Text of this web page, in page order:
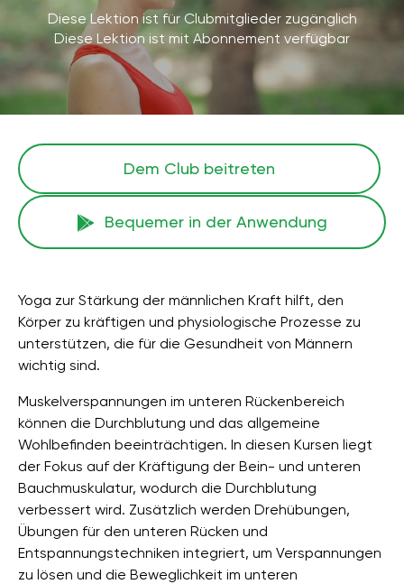
Diese Lektion ist für Clubmitglieder zugänglich
Diese Lektion ist mit Abonnement verfügbar
Dem Club beitreten
Bequemer in der Anwendung
Yoga zur Stärkung der männlichen Kraft hilft, den
Körper zu kräftigen und physiologische Prozesse zu
unterstützen, die für die Gesundheit von Männern
wichtig sind.
Muskelverspannungen im unteren Rückenbereich
können die Durchblutung und das allgemeine
Wohlbefinden beeinträchtigen. In diesen Kursen liegt
der Fokus auf der Kräftigung der Bein- und unteren
Bauchmuskulatur, wodurch die Durchblutung
verbessert wird. Zusätzlich werden Drehübungen,
Übungen für den unteren Rücken und
Entspannungstechniken integriert, um Verspannungen
zu lösen und die Beweglichkeit im unteren